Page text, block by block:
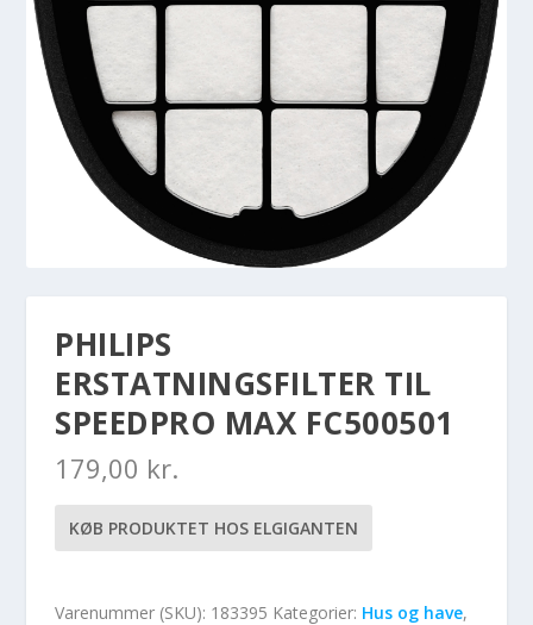
PHILIPS
ERSTATNINGSFILTER TIL
SPEEDPRO MAX FC500501
179,00 kr.
KØB PRODUKTET HOS ELGIGANTEN
Varenummer (SKU): 183395 Kategorier: Hus og have,